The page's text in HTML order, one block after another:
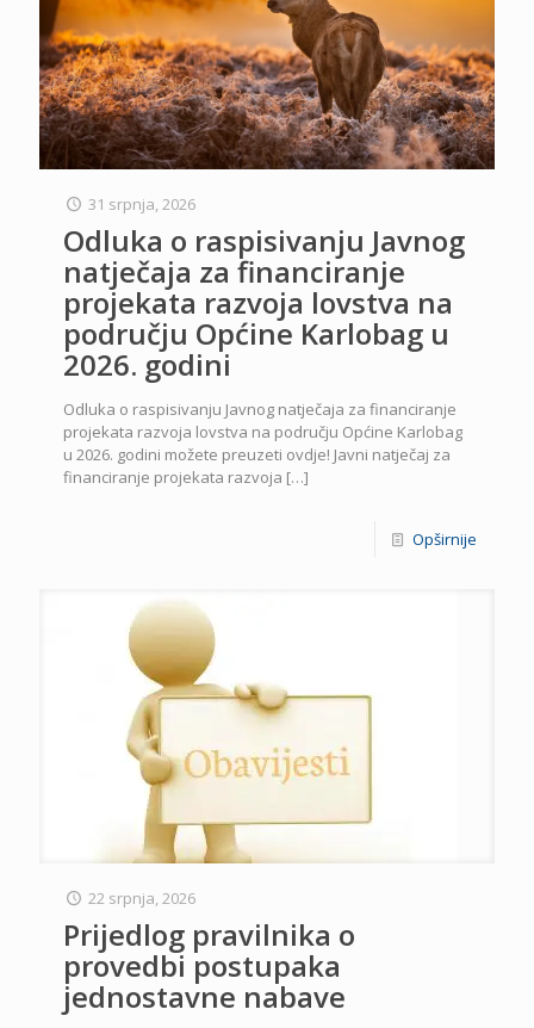
31 srpnja, 2026
Odluka o raspisivanju Javnog
natječaja za financiranje
projekata razvoja lovstva na
području Općine Karlobag u
2026. godini
Odluka o raspisivanju Javnog natječaja za financiranje
projekata razvoja lovstva na području Općine Karlobag
u 2026. godini možete preuzeti ovdje! Javni natječaj za
financiranje projekata razvoja […]
Opširnije
22 srpnja, 2026
Prijedlog pravilnika o
provedbi postupaka
jednostavne nabave